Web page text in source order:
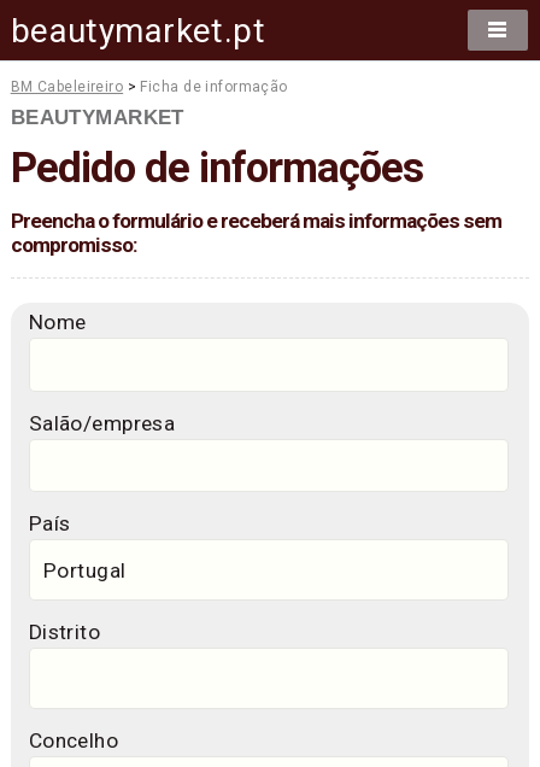
beautymarket.pt
BM Cabeleireiro > Ficha de informação
BEAUTYMARKET
Pedido de informações
Preencha o formulário e receberá mais informações sem
compromisso:
Nome
Salão/empresa
País
Distrito
Concelho